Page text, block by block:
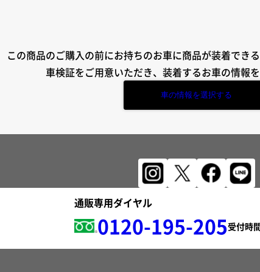
この商品のご購入の前にお持ちのお車に商品が装着でき
車検証をご用意いただき、装着するお車の情報
車の情報を選択する
通販専用ダイヤル
0120-195-205受付時